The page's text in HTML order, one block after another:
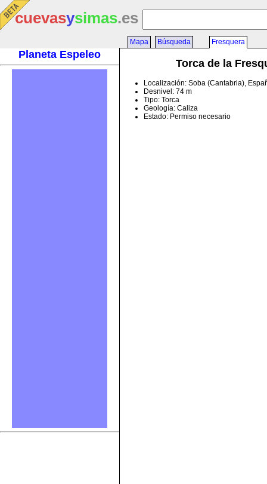
cuevasysimas.es
Planeta Espeleo
Mapa Búsqueda Fresquera
Torca de la
Localización: Soba (Cantabria),
Desnivel: 74 m
Tipo: Torca
Geología: Caliza
Estado: Permiso necesario